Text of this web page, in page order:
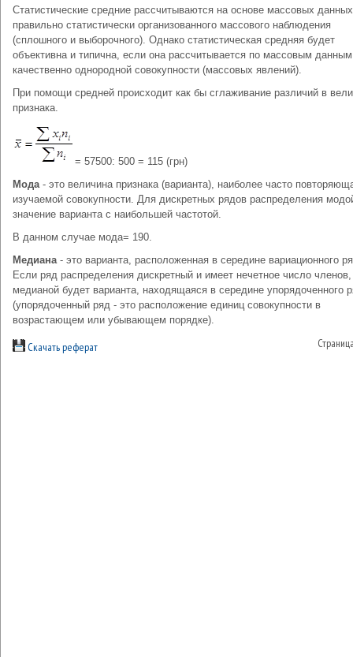
Статистические средние рассчитываются на основе массовых данных
правильно статистически организованного массового наблюдения
(сплошного и выборочного). Однако статистическая средняя будет
объективна и типична, если она рассчитывается по массовым
качественно однородной совокупности (массовых явлений).
При помощи средней происходит как бы сглаживание различий в
признака.
= 57500: 500 = 115 (грн)
Мода- это величина признака (варианта), наиболее часто
изучаемой совокупности. Для дискретных рядов распределения
значение варианта с наибольшей частотой.
В данном случае мода= 190.
Медиана- это варианта, расположенная в середине вариационного
Если ряд распределения дискретный и имеет нечетное число членов,
медианой будет варианта, находящаяся в середине упорядоченного
(упорядоченный ряд - это расположение единиц совокупности в
возрастающем или убывающем порядке).
Скачать реферат